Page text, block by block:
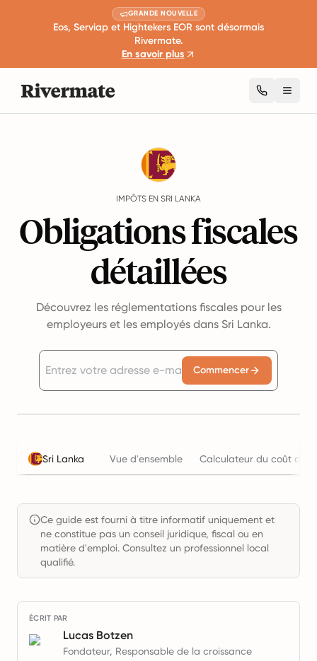
GRANDE NOUVELLE
Eos, Serviap et Hightekers EOR sont désormais
Rivermate.
En savoir plus
IMPÔTS EN SRI LANKA
Obligations fiscales
détaillées
Découvrez les réglementations fiscales pour les
employeurs et les employés dans Sri Lanka.
Commencer
Sri Lanka Vue d'ensemble Calculateur du coût de
Ce guide est fourni à titre informatif uniquement et
ne constitue pas un conseil juridique, fiscal ou en
matière d'emploi. Consultez un professionnel local
qualifié.
ÉCRIT PAR
Lucas Botzen
Fondateur, Responsable de la croissance